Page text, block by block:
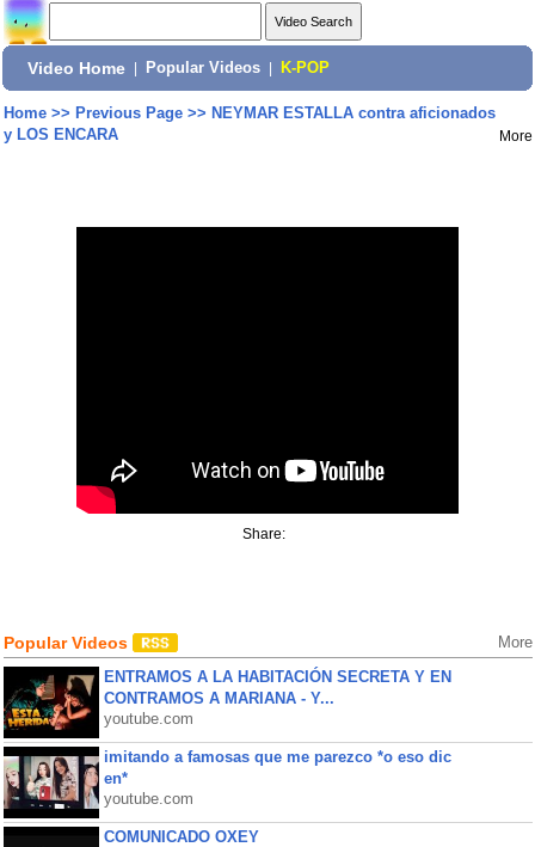
Video Home Popular Videos K-POP
Home>> Previous Page>> NEYMAR ESTALLA contra aficionados
y LOS ENCARA
More
Share:
Popular Videos More
ENTRAMOS A LA HABITACIÓN SECRETA Y EN
CONTRAMOS A MARIANA - Y...
youtube.com
imitando a famosas que me parezco *o eso dic
en*
youtube.com
COMUNICADO OXEY